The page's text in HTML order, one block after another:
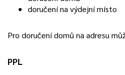
doručení na výdejní místo
Pro doručení domů na adresu
PPL